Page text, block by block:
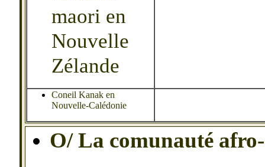
maori en
Nouvelle
Zélande
Coneil Kanak en
Nouvelle-Calédonie
O/ La comunauté